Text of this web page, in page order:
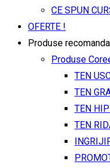
CE SPUN
OFERTE !
Produse
Produse
TEN
TEN
TEN
TEN